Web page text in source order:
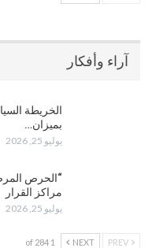
آراء وأفكار
الخريطة
بميزان…
يوليو 25, 2026
“الحرص
مراكز القرار
يوليو 25, 2026
NEXT
1 of 284